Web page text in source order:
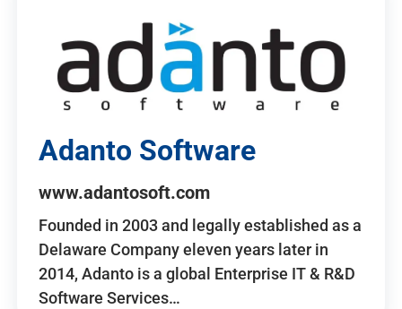
Adanto Software
www.adantosoft.com
Founded in 2003 and legally established as a
Delaware Company eleven years later in
2014, Adanto is a global Enterprise IT & R&D
Software Services…